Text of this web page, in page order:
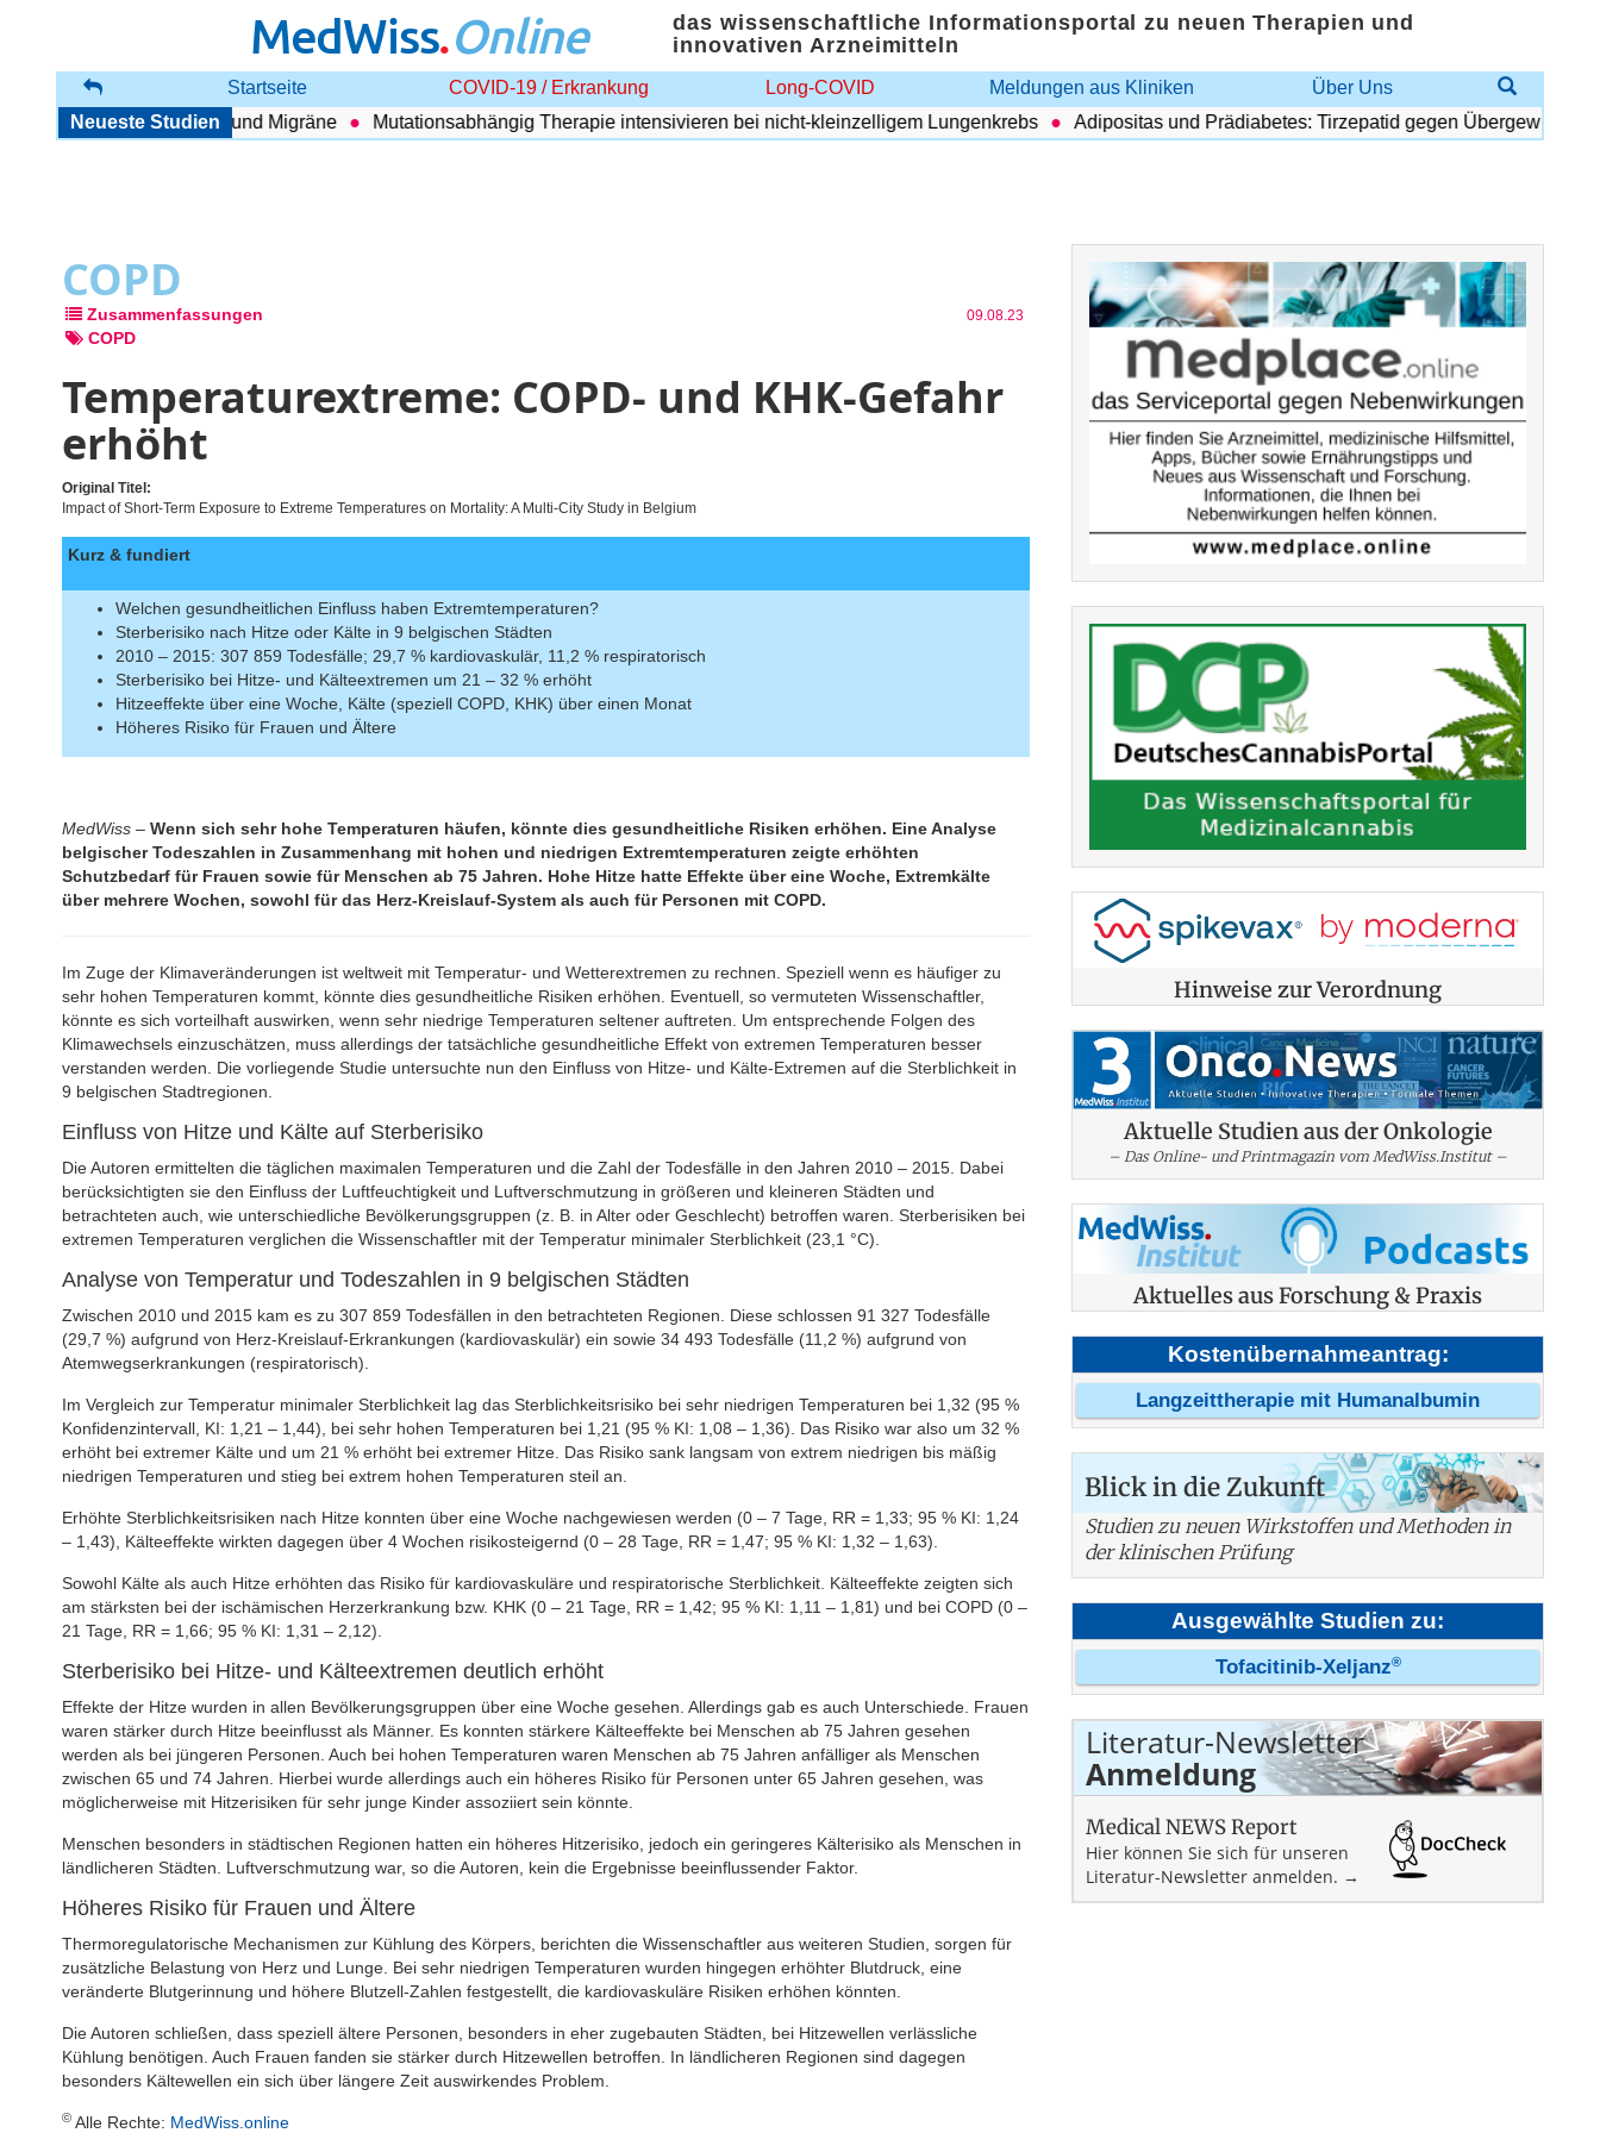
MedWiss.Online
das wissenschaftliche Informationsportal zu neuen Therapien und
innovativen Arzneimitteln
Startseite COVID-19 / Erkrankung Long-COVID Meldungen aus Kliniken
Über Uns
Neueste Studien
zwischen COPD und Migräne Mutationsabhängig Therapie intensivieren bei nicht-kleinzelligem Lungenkrebs Adipositas und Prädiabetes: Tirzepatid gegen Übergewicht und
COPD
Zusammenfassungen 09.08.23
COPD
Temperaturextreme: COPD- und KHK-Gefahr
erhöht
Original Titel:
Impact of Short-Term Exposure to Extreme Temperatures on Mortality: A Multi-City Study in Belgium
Kurz & fundiert
Welchen gesundheitlichen Einfluss haben Extremtemperaturen?
Sterberisiko nach Hitze oder Kälte in 9 belgischen Städten
2010 – 2015: 307 859 Todesfälle; 29,7 % kardiovaskulär, 11,2 % respiratorisch
Sterberisiko bei Hitze- und Kälteextremen um 21 – 32 % erhöht
Hitzeeffekte über eine Woche, Kälte (speziell COPD, KHK) über einen Monat
Höheres Risiko für Frauen und Ältere
MedWiss – Wenn sich sehr hohe Temperaturen häufen, könnte dies gesundheitliche Risiken erhöhen. Eine Analyse
belgischer Todeszahlen in Zusammenhang mit hohen und niedrigen Extremtemperaturen zeigte erhöhten
Schutzbedarf für Frauen sowie für Menschen ab 75 Jahren. Hohe Hitze hatte Effekte über eine Woche, Extremkälte
über mehrere Wochen, sowohl für das Herz-Kreislauf-System als auch für Personen mit COPD.
Im Zuge der Klimaveränderungen ist weltweit mit Temperatur- und Wetterextremen zu rechnen. Speziell wenn es häufiger zu
sehr hohen Temperaturen kommt, könnte dies gesundheitliche Risiken erhöhen. Eventuell, so vermuteten Wissenschaftler,
könnte es sich vorteilhaft auswirken, wenn sehr niedrige Temperaturen seltener auftreten. Um entsprechende Folgen des
Klimawechsels einzuschätzen, muss allerdings der tatsächliche gesundheitliche Effekt von extremen Temperaturen besser
verstanden werden. Die vorliegende Studie untersuchte nun den Einfluss von Hitze- und Kälte-Extremen auf die Sterblichkeit in
9 belgischen Stadtregionen.
Einfluss von Hitze und Kälte auf Sterberisiko
Die Autoren ermittelten die täglichen maximalen Temperaturen und die Zahl der Todesfälle in den Jahren 2010 – 2015. Dabei
berücksichtigten sie den Einfluss der Luftfeuchtigkeit und Luftverschmutzung in größeren und kleineren Städten und
betrachteten auch, wie unterschiedliche Bevölkerungsgruppen (z. B. in Alter oder Geschlecht) betroffen waren. Sterberisiken bei
extremen Temperaturen verglichen die Wissenschaftler mit der Temperatur minimaler Sterblichkeit (23,1 °C).
Analyse von Temperatur und Todeszahlen in 9 belgischen Städten
Zwischen 2010 und 2015 kam es zu 307 859 Todesfällen in den betrachteten Regionen. Diese schlossen 91 327 Todesfälle
(29,7 %) aufgrund von Herz-Kreislauf-Erkrankungen (kardiovaskulär) ein sowie 34 493 Todesfälle (11,2 %) aufgrund von
Atemwegserkrankungen (respiratorisch).
Im Vergleich zur Temperatur minimaler Sterblichkeit lag das Sterblichkeitsrisiko bei sehr niedrigen Temperaturen bei 1,32 (95 %
Konfidenzintervall, KI: 1,21 – 1,44), bei sehr hohen Temperaturen bei 1,21 (95 % KI: 1,08 – 1,36). Das Risiko war also um 32 %
erhöht bei extremer Kälte und um 21 % erhöht bei extremer Hitze. Das Risiko sank langsam von extrem niedrigen bis mäßig
niedrigen Temperaturen und stieg bei extrem hohen Temperaturen steil an.
Erhöhte Sterblichkeitsrisiken nach Hitze konnten über eine Woche nachgewiesen werden (0 – 7 Tage, RR = 1,33; 95 % KI: 1,24
– 1,43), Kälteeffekte wirkten dagegen über 4 Wochen risikosteigernd (0 – 28 Tage, RR = 1,47; 95 % KI: 1,32 – 1,63).
Sowohl Kälte als auch Hitze erhöhten das Risiko für kardiovaskuläre und respiratorische Sterblichkeit. Kälteeffekte zeigten sich
am stärksten bei der ischämischen Herzerkrankung bzw. KHK (0 – 21 Tage, RR = 1,42; 95 % KI: 1,11 – 1,81) und bei COPD (0 –
21 Tage, RR = 1,66; 95 % KI: 1,31 – 2,12).
Sterberisiko bei Hitze- und Kälteextremen deutlich erhöht
Effekte der Hitze wurden in allen Bevölkerungsgruppen über eine Woche gesehen. Allerdings gab es auch Unterschiede. Frauen
waren stärker durch Hitze beeinflusst als Männer. Es konnten stärkere Kälteeffekte bei Menschen ab 75 Jahren gesehen
werden als bei jüngeren Personen. Auch bei hohen Temperaturen waren Menschen ab 75 Jahren anfälliger als Menschen
zwischen 65 und 74 Jahren. Hierbei wurde allerdings auch ein höheres Risiko für Personen unter 65 Jahren gesehen, was
möglicherweise mit Hitzerisiken für sehr junge Kinder assoziiert sein könnte.
Menschen besonders in städtischen Regionen hatten ein höheres Hitzerisiko, jedoch ein geringeres Kälterisiko als Menschen in
ländlicheren Städten. Luftverschmutzung war, so die Autoren, kein die Ergebnisse beeinflussender Faktor.
Höheres Risiko für Frauen und Ältere
Thermoregulatorische Mechanismen zur Kühlung des Körpers, berichten die Wissenschaftler aus weiteren Studien, sorgen für
zusätzliche Belastung von Herz und Lunge. Bei sehr niedrigen Temperaturen wurden hingegen erhöhter Blutdruck, eine
veränderte Blutgerinnung und höhere Blutzell-Zahlen festgestellt, die kardiovaskuläre Risiken erhöhen könnten.
Die Autoren schließen, dass speziell ältere Personen, besonders in eher zugebauten Städten, bei Hitzewellen verlässliche
Kühlung benötigen. Auch Frauen fanden sie stärker durch Hitzewellen betroffen. In ländlicheren Regionen sind dagegen
besonders Kältewellen ein sich über längere Zeit auswirkendes Problem.
© Alle Rechte: MedWiss.online
Hinweise zur Verordnung
Aktuelle Studien aus der Onkologie
– Das Online- und Printmagazin vom MedWiss.Institut –
Aktuelles aus Forschung & Praxis
Kostenübernahmeantrag:
Langzeittherapie mit Humanalbumin
Blick in die Zukunft
Studien zu neuen Wirkstoffen und Methoden in
der klinischen Prüfung
Ausgewählte Studien zu:
Tofacitinib-Xeljanz®
Literatur-Newsletter
Anmeldung
Medical NEWS Report
Hier können Sie sich für unseren
Literatur-Newsletter anmelden. →